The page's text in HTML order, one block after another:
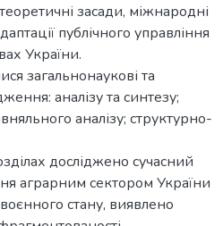
засади, міжнародні
публічного управління
України.
загальнонаукові та
аналізу та синтезу;
аналізу; структурно-
досліджено сучасний
аграрним сектором України
стану, виявлено